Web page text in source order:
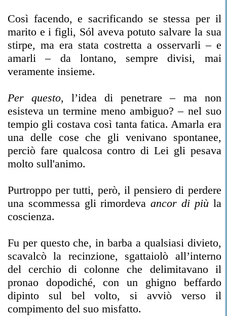
Così facendo, e sacrificando se stessa per il
marito e i figli, Sól aveva potuto salvare la sua
stirpe, ma era stata costretta a osservarli – e
amarli – da lontano, sempre divisi, mai
veramente insieme.
Per questo, l’idea di penetrare – ma non
esisteva un termine meno ambiguo? – nel suo
tempio gli costava così tanta fatica. Amarla era
una delle cose che gli venivano spontanee,
perciò fare qualcosa contro di Lei gli pesava
molto sull'animo.
Purtroppo per tutti, però, il pensiero di perdere
una scommessa gli rimordevaancor di piùla
coscienza.
Fu per questo che, in barba a qualsiasi divieto,
scavalcò la recinzione, sgattaiolò all’interno
del cerchio di colonne che delimitavano il
pronao dopodiché, con un ghigno beffardo
dipinto sul bel volto, si avviò verso il
compimento del suo misfatto.